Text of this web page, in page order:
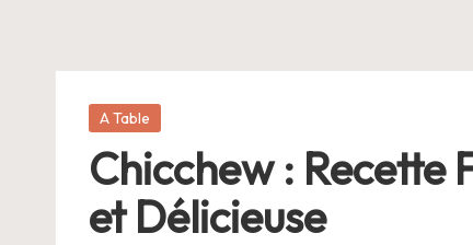
Posted
A Table
Chicchew : Recette
et Délicieuse